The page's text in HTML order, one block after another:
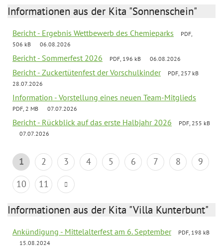
Informationen aus der Kita "Sonnenschein"
Bericht - Ergebnis Wettbewerb des Chemieparks
PDF,
506 kB
06.08.2026
Bericht - Sommerfest 2026 PDF, 196 kB 06.08.2026
Bericht - Zuckertütenfest der Vorschulkinder
PDF, 257 kB
28.07.2026
Information - Vorstellung eines neuen Team-Mitglieds
PDF, 2 MB 07.07.2026
Bericht - Rückblick auf das erste Halbjahr 2026
PDF, 255 kB
07.07.2026
1 2 3 4 5 6 7 8
9
10
11
Informationen aus der Kita "Villa Kunterbunt"
Ankündigung - Mittelalterfest am 6. September
PDF, 198 kB
15.08.2024